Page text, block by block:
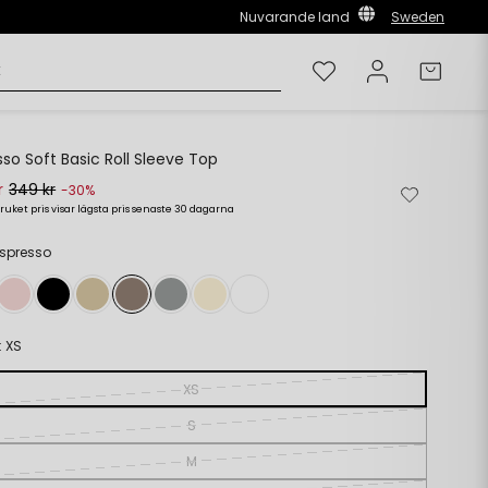
Nuvarande land Sweden
ÖnskelistaLogga in
Soft Basic Roll Sleeve Top
349 kr -30%
pris visar lägsta pris senaste 30 dagarna
Lägg
XS
XS
S
M